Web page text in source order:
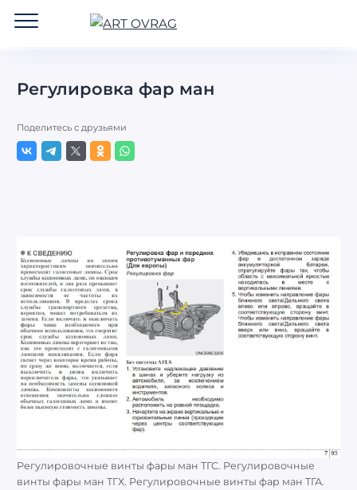
Регулировка фар ман
Поделитесь с друзьями
Регулировочные винты фары ман ТГС. Регулировочные
винты фары ман ТГХ. Регулировочные винты фар ман ТГА.